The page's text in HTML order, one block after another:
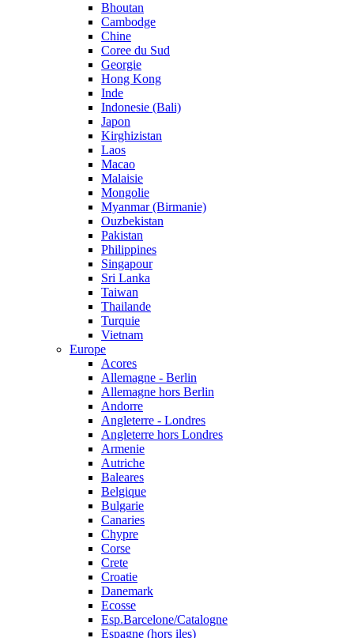
Bhoutan
Cambodge
Chine
Coree du Sud
Georgie
Hong Kong
Inde
Indonesie (Bali)
Japon
Kirghizistan
Laos
Macao
Malaisie
Mongolie
Myanmar (Birmanie)
Ouzbekistan
Pakistan
Philippines
Singapour
Sri Lanka
Taiwan
Thailande
Turquie
Vietnam
Europe
Acores
Allemagne - Berlin
Allemagne hors Berlin
Andorre
Angleterre - Londres
Angleterre hors Londres
Armenie
Autriche
Baleares
Belgique
Bulgarie
Canaries
Chypre
Corse
Crete
Croatie
Danemark
Ecosse
Esp.Barcelone/Catalogne
Espagne (hors iles)